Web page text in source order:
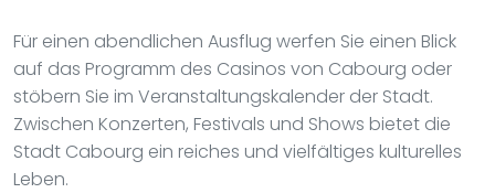
Für einen abendlichen Ausflug werfen Sie einen Blick
auf das Programm des Casinos von Cabourg oder
stöbern Sie im Veranstaltungskalender der Stadt.
Zwischen Konzerten, Festivals und Shows bietet die
Stadt Cabourg ein reiches und vielfältiges kulturelles
Leben.